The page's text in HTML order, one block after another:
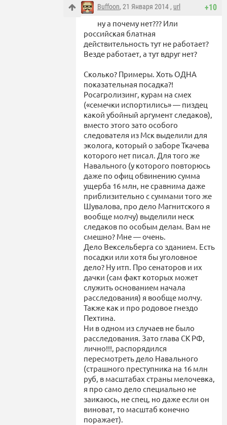
+10
Buffoon, 21 Января 2014 , url
ну а почему нет??? Или
российская блатная
действительность тут не работает?
Везде работает, а тут вдруг нет?
Сколько? Примеры. Хоть ОДНА
показательная посадка?!
Росагролизинг, курам на смех
(«семечки испортились» — пиздец
какой убойный аргумент следаков),
вместо этого зато особого
следователя из Мск выделили для
эколога, который о заборе Ткачева
которого нет писал. Для того же
Навального (у которого повторюсь
даже по офиц обвинению сумма
ущерба 16 млн, не сравнима даже
приблизительно с суммами того же
Шувалова, про дело Магнитского я
вообще молчу) выделили неск
следаков по особым делам. Вам не
смешно? Мне — очень.
Дело Вексельберга со зданием. Есть
посадки или хотя бы уголовное
дело? Ну итп. Про сенаторов и их
дачки (сам факт которых может
служить основанием начала
расследования) я вообще молчу.
Также как и про родовое гнездо
Пехтина.
Ни в одном из случаев не было
расследования. Зато глава СК РФ,
лично!!!, распорядился
пересмотреть дело Навального
(страшного преступника на 16 млн
руб, в масштабах страны мелочевка,
я про само дело специально не
заикаюсь, не спец, но даже если он
виноват, то масштаб конечно
поражает).